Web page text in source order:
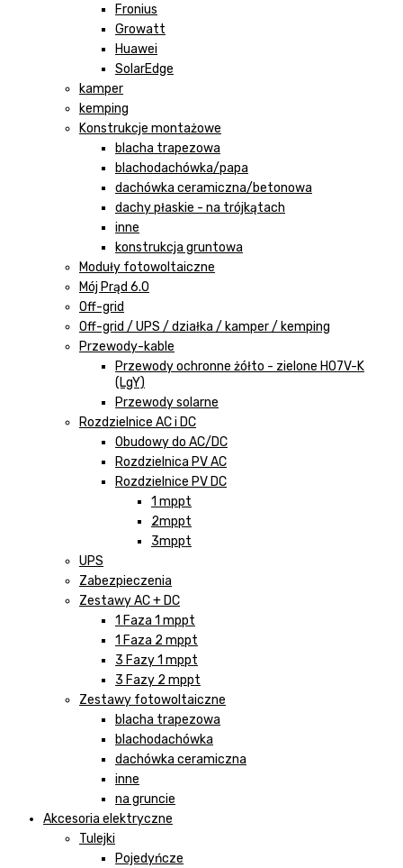
Fronius
Growatt
Huawei
SolarEdge
kamper
kemping
Konstrukcje montażowe
blacha trapezowa
blachodachówka/papa
dachówka ceramiczna/betonowa
dachy płaskie - na trójkątach
inne
konstrukcja gruntowa
Moduły fotowoltaiczne
Mój Prąd 6.0
Off-grid
Off-grid / UPS / działka / kamper / kemping
Przewody-kable
Przewody ochronne żółto - zielone H07V-K
(LgY)
Przewody solarne
Rozdzielnice AC i DC
Obudowy do AC/DC
Rozdzielnica PV AC
Rozdzielnice PV DC
1 mppt
2mppt
3mppt
UPS
Zabezpieczenia
Zestawy AC + DC
1 Faza 1 mppt
1 Faza 2 mppt
3 Fazy 1 mppt
3 Fazy 2 mppt
Zestawy fotowoltaiczne
blacha trapezowa
blachodachówka
dachówka ceramiczna
inne
na gruncie
Akcesoria elektryczne
Tulejki
Pojedyńcze